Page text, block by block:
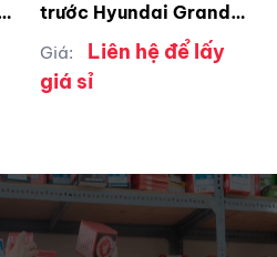
trước Hyundai Grand
Starex LH ( trái )
Giá:
Liên hệ để lấy
giá sỉ